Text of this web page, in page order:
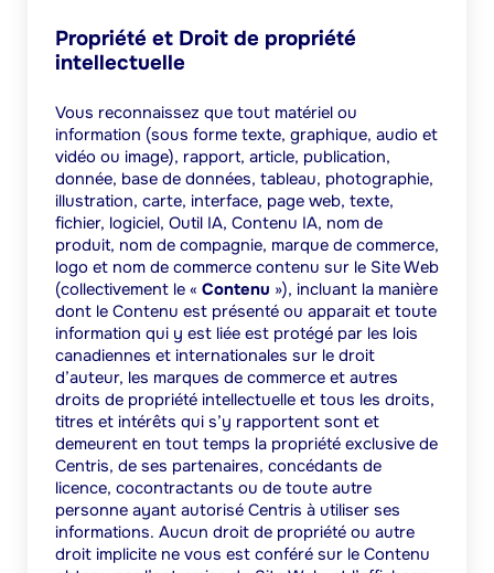
Propriété et Droit de propriété
intellectuelle
Vous reconnaissez que tout matériel ou
information (sous forme texte, graphique, audio et
vidéo ou image), rapport, article, publication,
donnée, base de données, tableau, photographie,
illustration, carte, interface, page web, texte,
fichier, logiciel, Outil IA, Contenu IA, nom de
produit, nom de compagnie, marque de commerce,
logo et nom de commerce contenu sur le Site Web
(collectivement le « Contenu »), incluant la manière
dont le Contenu est présenté ou apparait et toute
information qui y est liée est protégé par les lois
canadiennes et internationales sur le droit
d’auteur, les marques de commerce et autres
droits de propriété intellectuelle et tous les droits,
titres et intérêts qui s’y rapportent sont et
demeurent en tout temps la propriété exclusive de
Centris, de ses partenaires, concédants de
licence, cocontractants ou de toute autre
personne ayant autorisé Centris à utiliser ses
informations. Aucun droit de propriété ou autre
droit implicite ne vous est conféré sur le Contenu